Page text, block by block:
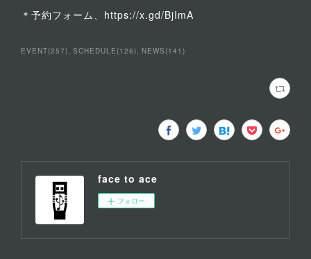
＊予約フォーム、https://x.gd/BjImA
EVENT(257) SCHEDULE (126) NEWS (141 )
face to ace
フォロー